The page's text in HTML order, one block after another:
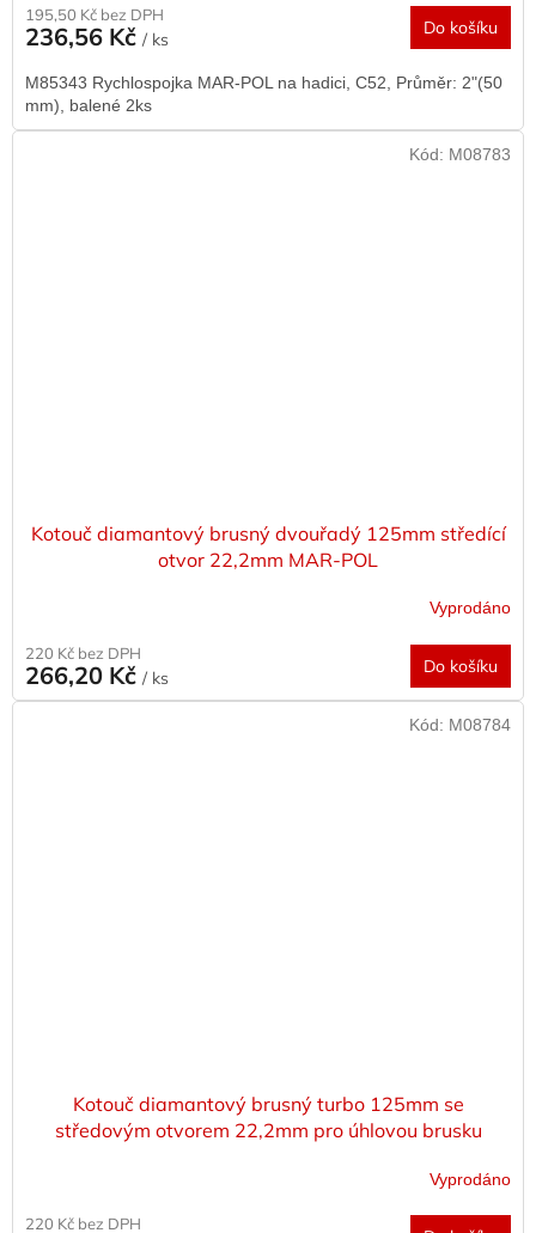
195,50 Kč bez DPH
236,56 Kč / ks
Do košíku
M85343 Rychlospojka MAR-POL na hadici, C52, Průměr: 2"(50
mm), balené 2ks
Kotouč diamantový brusný dvouřadý 125mm středící
otvor 22,2mm MAR-POL
Vyprodáno
220 Kč bez DPH
266,20 Kč / ks
Do košíku
Kód: M08783
Kotouč diamantový brusný turbo 125mm se
středovým otvorem 22,2mm pro úhlovou brusku
Vyprodáno
220 Kč bez DPH
Kód: M08784